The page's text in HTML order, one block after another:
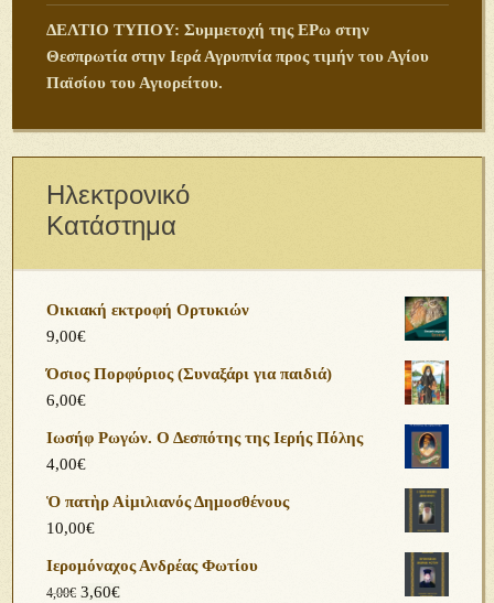
ΔΕΛΤΙΟ ΤΥΠΟΥ: Συμμετοχή της ΕΡω στην
Θεσπρωτία στην Ιερά Αγρυπνία προς τιμήν του Αγίου
Παϊσίου του Αγιορείτου.
Ηλεκτρονικό
Κατάστημα
Οικιακή εκτροφή Ορτυκιών
9,00€
Όσιος Πορφύριος (Συναξάρι για παιδιά)
6,00€
Ιωσήφ Ρωγών. Ο Δεσπότης της Ιερής Πόλης
4,00€
Ὁ πατὴρ Αἰμιλιανός Δημοσθένους
10,00€
Ιερομόναχος Ανδρέας Φωτίου
4,00€ 3,60€